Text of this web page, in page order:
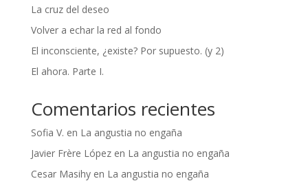
La cruz del deseo
Volver a echar la red al fondo
El inconsciente, ¿existe? Por supuesto. (y 2)
El ahora. Parte I.
Comentarios recientes
Sofia V. en La angustia no engaña
Javier Frère Lópezen La angustia no engaña
Cesar Masihyen La angustia no engaña